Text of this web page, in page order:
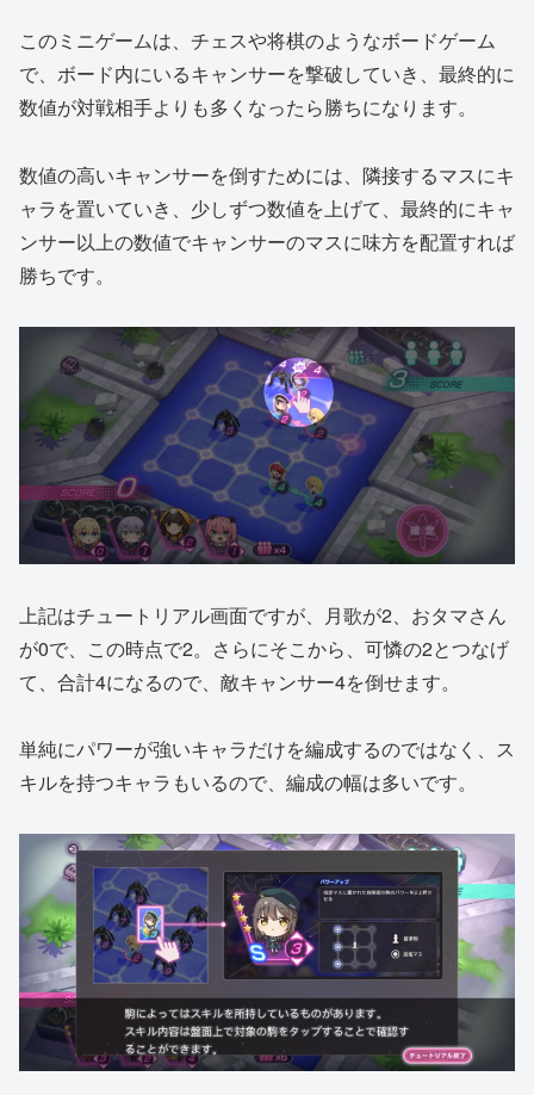
このミニゲームは、チェスや将棋のようなボードゲーム
で、ボード内にいるキャンサーを撃破していき、最終的に
数値が対戦相手よりも多くなったら勝ちになります。
数値の高いキャンサーを倒すためには、隣接するマスにキ
ャラを置いていき、少しずつ数値を上げて、最終的にキャ
ンサー以上の数値でキャンサーのマスに味方を配置すれば
勝ちです。
上記はチュートリアル画面ですが、月歌が2、おタマさん
が0で、この時点で2。さらにそこから、可憐の2とつなげ
て、合計4になるので、敵キャンサー4を倒せます。
単純にパワーが強いキャラだけを編成するのではなく、ス
キルを持つキャラもいるので、編成の幅は多いです。